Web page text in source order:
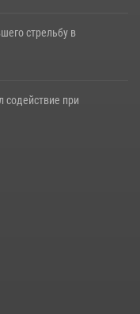
стрельбу в
содействие при